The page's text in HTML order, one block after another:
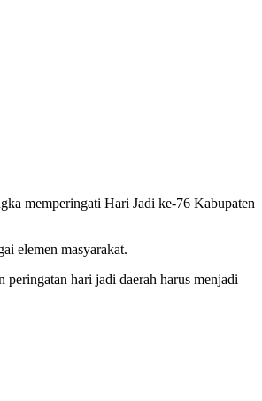
memperingati Hari Jadi ke-76 Kabupaten
elemen masyarakat.
peringatan hari jadi daerah harus menjadi